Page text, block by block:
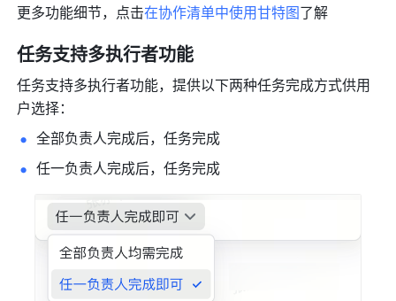
更多功能细节，点击在协作清单中使用甘特图了解
任务支持多执行者功能
任务支持多执行者功能，提供以下两种任务完成方式供用
户选择：
全部负责人完成后，任务完成
任一负责人完成后，任务完成